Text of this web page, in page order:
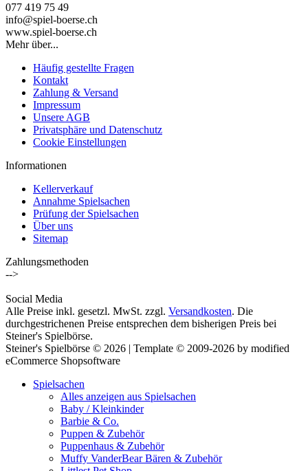
077 419 75 49
info@spiel-boerse.ch
www.spiel-boerse.ch
Mehr über...
Häufig gestellte Fragen
Kontakt
Zahlung & Versand
Impressum
Unsere AGB
Privatsphäre und Datenschutz
Cookie Einstellungen
Informationen
Kellerverkauf
Annahme Spielsachen
Prüfung der Spielsachen
Über uns
Sitemap
Zahlungsmethoden
-->
Social Media
Alle Preise inkl. gesetzl. MwSt. zzgl. Versandkosten. Die
durchgestrichenen Preise entsprechen dem bisherigen Preis bei
Steiner's Spielbörse.
Steiner's Spielbörse © 2026 | Template © 2009-2026 by modified
eCommerce Shopsoftware
Spielsachen
Alles anzeigen aus Spielsachen
Baby / Kleinkinder
Barbie & Co.
Puppen & Zubehör
Puppenhaus & Zubehör
Muffy VanderBear Bären & Zubehör